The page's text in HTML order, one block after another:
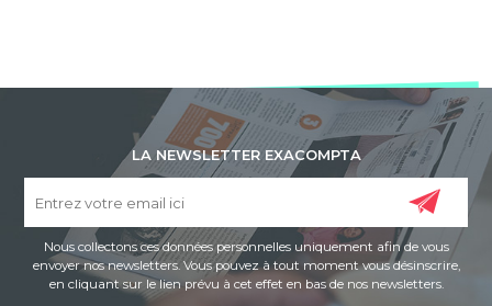
LA NEWSLETTER EXACOMPTA
Nous collectons ces données personnelles uniquement afin de vous
envoyer nos newsletters. Vous pouvez à tout moment vous désinscrire,
en cliquant sur le lien prévu à cet effet en bas de nos newsletters.